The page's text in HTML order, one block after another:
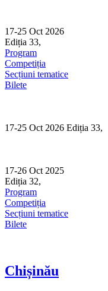
content
17-25 Oct 2026
Ediția 33,
Program
Competiția
Secțiuni tematice
Bilete
17-25 Oct 2026 Ediția 33,
17-26 Oct 2025
Ediția 32,
Program
Competiția
Secțiuni tematice
Bilete
Chișinău